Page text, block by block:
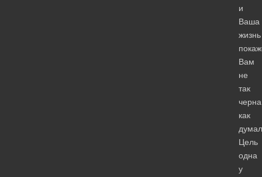
и
Ваша
жизнь
Вам
не
так
как
Цель
одна
у